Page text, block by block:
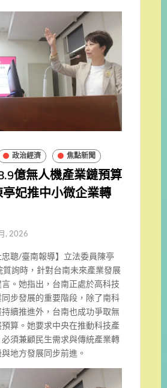
政治經濟 焦點新聞
億無人機產業鏈預算
妃推中小微企業轉
, 2026
忠聰/臺南報導】立法委員陳亭
詢時，針對台南未來產業發展
。她指出，台南正處於高科技
步發展的重要階段，除了南科
續推進外，台南也成功爭取無
算。她要求中央在推動科技產
須兼顧民生需求與傳統產業轉
地方發展同步前進。